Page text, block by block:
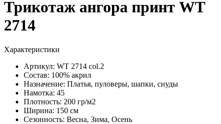
Трикотаж ангора принт WT
2714
Характеристики
Артикул: WT 2714 col.2
Состав: 100% акрил
Назначение: Платья, пуловеры, шапки, снуды
Намотка: 45
Плотность: 200 гр/м2
Ширина: 150 см
Сезонность: Весна, Зима, Осень